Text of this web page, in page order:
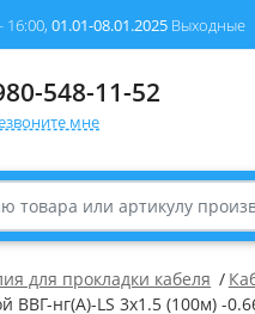
16:00, 01.01-08.01.2025 Выходные
548-11-52
мне
для прокладки кабеля
ВВГ-нг(А)-LS 3х1.5 (100м) -